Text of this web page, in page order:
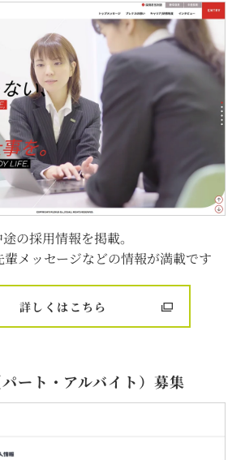
の採用情報を掲載。
メッセージなどの情報が満載です
詳しくはこちら
ート・アルバイト）募集